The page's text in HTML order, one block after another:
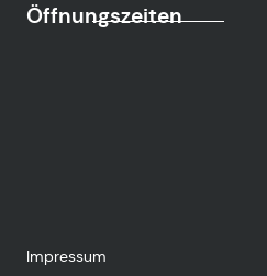
Öffnungszeiten
Impressum